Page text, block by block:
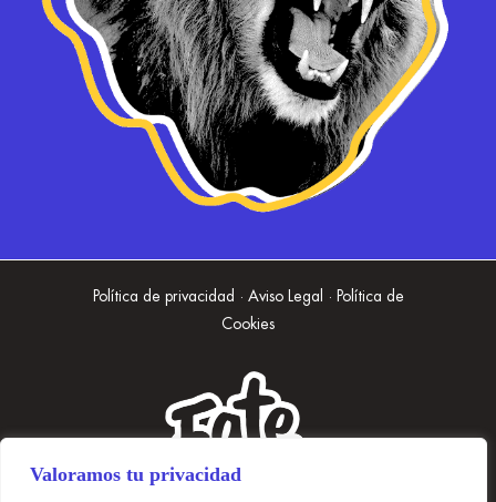
Valoramos tu privacidad
Política de privacidad · Aviso Legal · Política de
Cookies